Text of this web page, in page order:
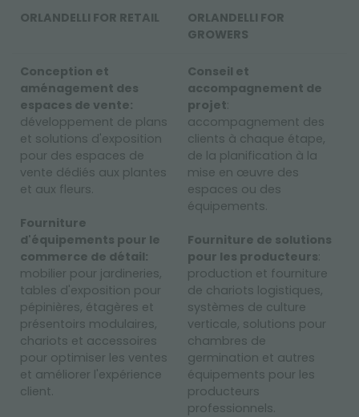
ORLANDELLI FOR RETAIL
ORLANDELLI FOR
GROWERS
Conception et
aménagement des
espaces de vente:
développement de plans
et solutions d'exposition
pour des espaces de
vente dédiés aux plantes
et aux fleurs.
Fourniture
d'équipements pour le
commerce de détail:
mobilier pour jardineries,
tables d'exposition pour
pépinières, étagères et
présentoirs modulaires,
chariots et accessoires
pour optimiser les ventes
et améliorer l'expérience
client.
Conseil et
accompagnement de
projet:
accompagnement des
clients à chaque étape,
de la planification à la
mise en œuvre des
espaces ou des
équipements.
Fourniture de solutions
pour les producteurs:
production et fourniture
de chariots logistiques,
systèmes de culture
verticale, solutions pour
chambres de
germination et autres
équipements pour les
producteurs
professionnels.